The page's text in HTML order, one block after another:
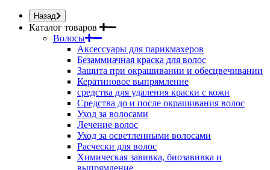
Назад
Каталог товаров
Волосы
Аксессуары для парикмахеров
Безаммиачная краска для волос
Защита при окрашивании и обесцвечивании
Кератиновое выпрямление
средства для удаления краски с кожи
Средства до и после окрашивания волос
Уход за волосами
Лечение волос
Уход за осветленными волосами
Расчески для волос
Химическая завивка, биозавивка и
выпрямление